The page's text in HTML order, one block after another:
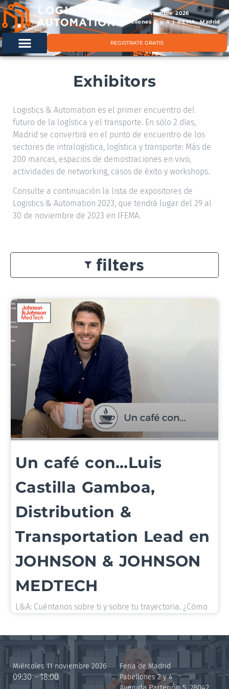
11 & 12 noviembre 2026
Pabellones 2 y 4 | IFEMA, Madrid
REGISTRATE GRATIS
Exhibitors
Logistics & Automation es el primer encuentro del
futuro de la logística y el transporte. En sólo 2 días,
Madrid se convertirá en el punto de encuentro de los
sectores de intralogística, logística y transporte: Más de
200 marcas, espacios de demostraciones en vivo,
actividades de networking, casos de éxito y workshops.
Consulte a continuación la lista de expositores de
Logistics & Automation 2023, que tendrá lugar del 29 al
30 de noviembre de 2023 en IFEMA.
filters
Un café con…Luis
Castilla Gamboa,
Distribution &
Transportation Lead en
JOHNSON & JOHNSON
MEDTECH
L&A: Cuéntanos sobre ti y sobre tu trayectoria. ¿Cómo
Miércoles 11 noviembre 2026
09:30 – 18:00
Feria de Madrid
Pabellones 2 y 4